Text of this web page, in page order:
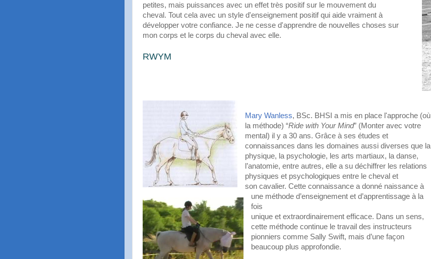
petites, mais puissances avec un effet très positif sur le mouvement du
cheval. Tout cela avec un style d'enseignement positif qui aide vraiment à
développer votre confiance. Je ne cesse d'apprendre de nouvelles choses sur
mon corps et le corps du cheval avec elle.
RWYM
Mary Wanless, BSc. BHSI a mis en place l'approche (où
la méthode) “Ride with Your Mind” (Monter avec votre
mental) il y a 30 ans. Grâce à ses études et
connaissances dans les domaines aussi diverses que la
physique, la psychologie, les arts martiaux, la danse,
l’anatomie, entre autres, elle a su déchiffrer les relations
physiques et psychologiques entre le cheval et
son cavalier. Cette connaissance a donné naissance à
une méthode d’enseignement et d’apprentissage à la
fois
unique et extraordinairement efficace. Dans un sens,
cette méthode continue le travail des instructeurs
pionniers comme Sally Swift, mais d’une façon
beaucoup plus approfondie.